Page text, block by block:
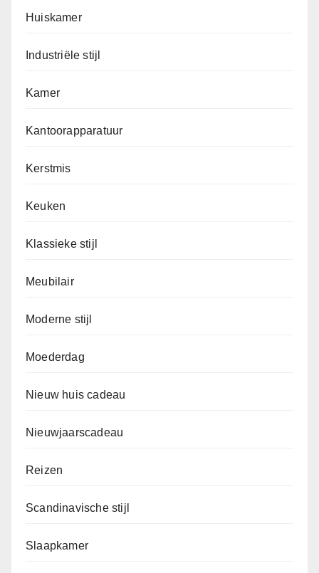
Huiskamer
Industriële stijl
Kamer
Kantoorapparatuur
Kerstmis
Keuken
Klassieke stijl
Meubilair
Moderne stijl
Moederdag
Nieuw huis cadeau
Nieuwjaarscadeau
Reizen
Scandinavische stijl
Slaapkamer